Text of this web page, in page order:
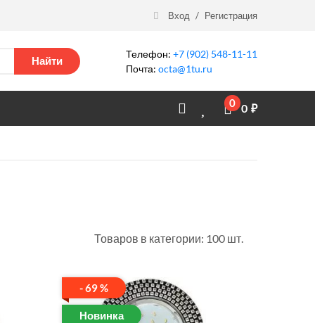
Вход / Регистрация
Найти
Телефон: +7 (902) 548-11-11
Почта: octa@1tu.ru
0 0 ₽
Товаров в категории: 100 шт.
- 69 %
Новинка